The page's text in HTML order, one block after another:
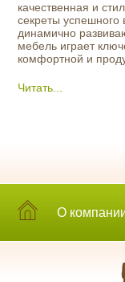
качественная и
секреты
динамично
мебель играет
комфортной и
Читать...
О